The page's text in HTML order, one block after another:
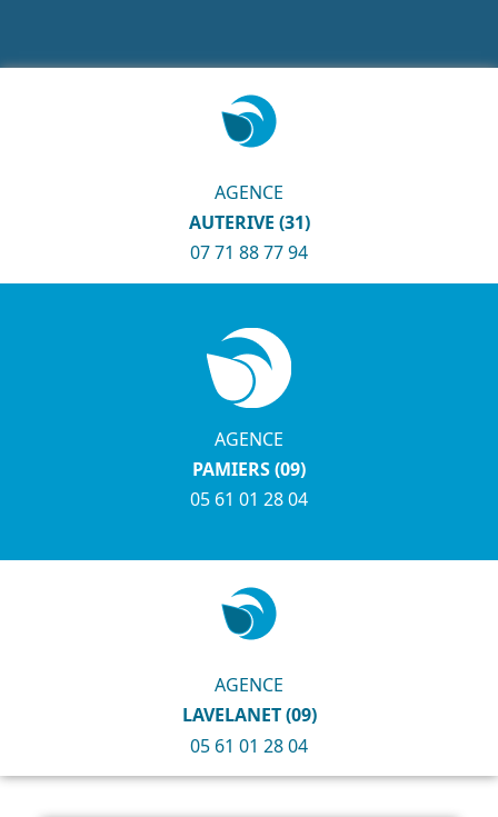
AGENCE
AUTERIVE (31)
07 71 88 77 94
AGENCE
PAMIERS (09)
05 61 01 28 04
AGENCE
LAVELANET (09)
05 61 01 28 04